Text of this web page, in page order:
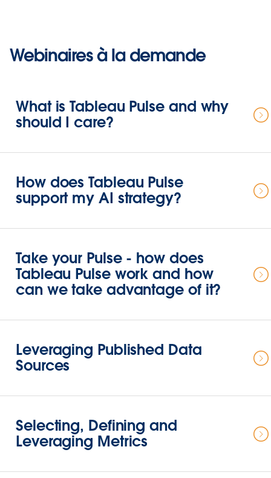
Webinaires à la demande
What is Tableau Pulse and why
should I care?
How does Tableau Pulse
support my AI strategy?
Take your Pulse - how does
Tableau Pulse work and how
can we take advantage of it?
Leveraging Published Data
Sources
Selecting, Defining and
Leveraging Metrics